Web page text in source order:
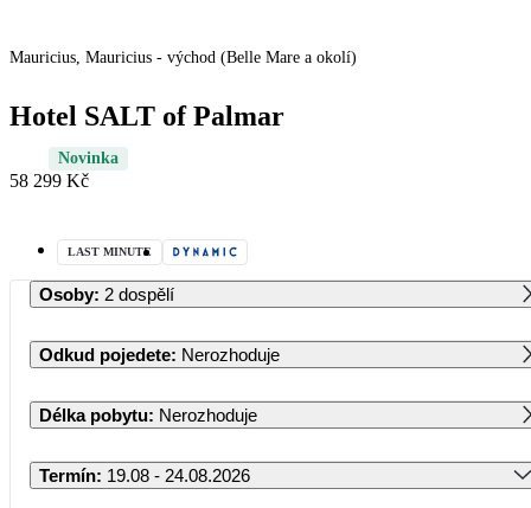
Mauricius, Mauricius - východ (Belle Mare a okolí)
Hotel SALT of Palmar
Novinka
58 299 Kč
LAST MINUTE
Osoby: 2 dospělí
Odkud pojedete: Nerozhoduje
Délka pobytu: Nerozhoduje
Termín: 19.08 - 24.08.2026